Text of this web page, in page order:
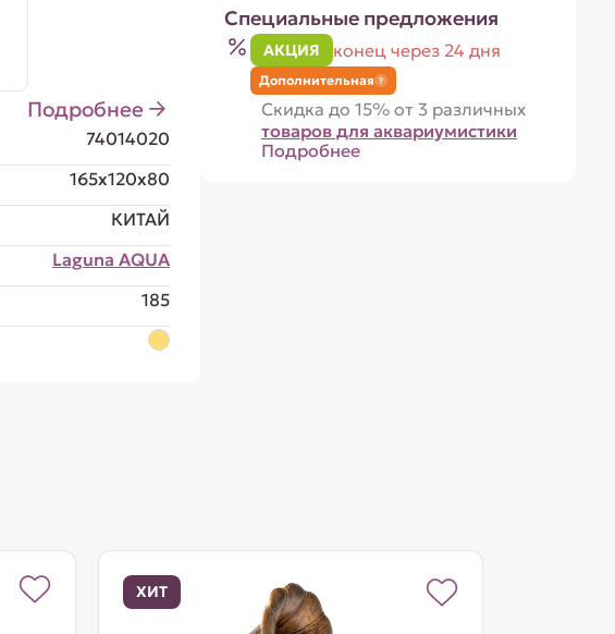
Подробнее
74014020
165x120x80
КИТАЙ
Laguna AQUA
185
Специальные предложения
АКЦИЯ конец через 24 дня
Дополнительная ?
Скидка до 15% от 3 различных
товаров для аквариумистики
Подробнее
ХИТ